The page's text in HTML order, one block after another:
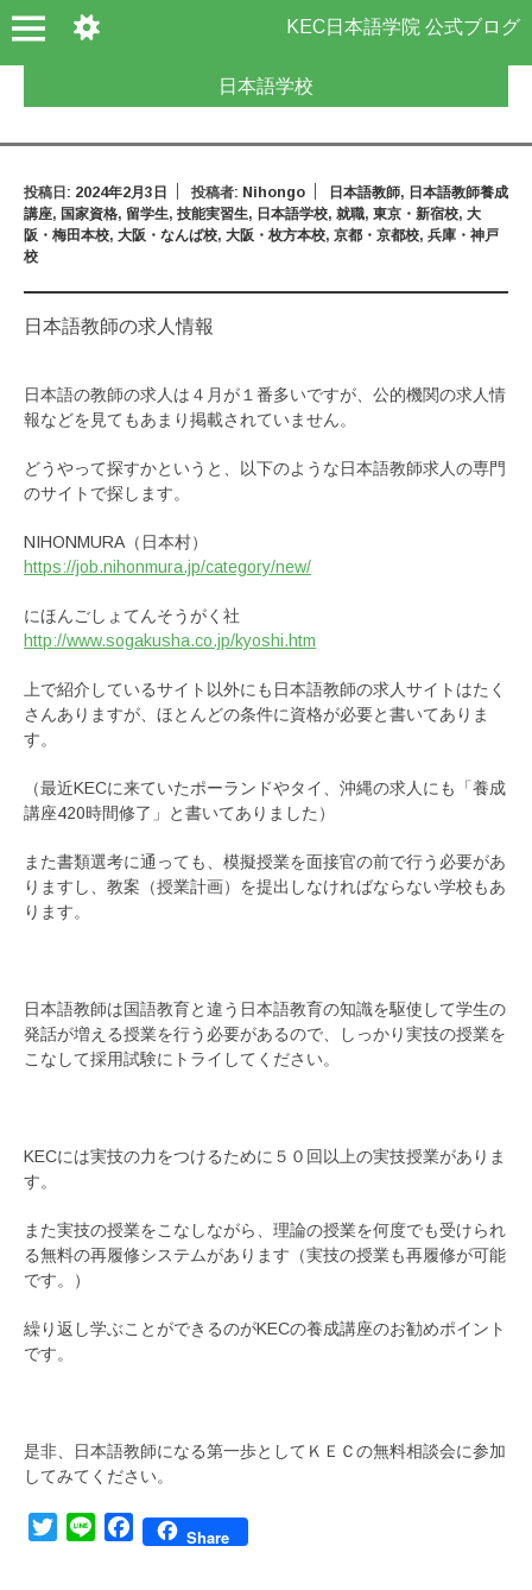
KEC日本語学院 公式ブログ
日本語学校
投稿日: 2024年2月3日 投稿者: Nihongo 日本語教師, 日本語教師養成
講座, 国家資格, 留学生, 技能実習生, 日本語学校, 就職, 東京・新宿校, 大
阪・梅田本校, 大阪・なんば校, 大阪・枚方本校, 京都・京都校, 兵庫・神戸
校
日本語教師の求人情報
日本語の教師の求人は４月が１番多いですが、公的機関の求人情
報などを見てもあまり掲載されていません。
どうやって探すかというと、以下のような日本語教師求人の専門
のサイトで探します。
NIHONMURA（日本村）
https://job.nihonmura.jp/category/new/
にほんごしょてんそうがく社
http://www.sogakusha.co.jp/kyoshi.htm
上で紹介しているサイト以外にも日本語教師の求人サイトはたく
さんありますが、ほとんどの条件に資格が必要と書いてありま
す。
（最近KECに来ていたポーランドやタイ、沖縄の求人にも「養成
講座420時間修了」と書いてありました）
また書類選考に通っても、模擬授業を面接官の前で行う必要があ
りますし、教案（授業計画）を提出しなければならない学校もあ
ります。
日本語教師は国語教育と違う日本語教育の知識を駆使して学生の
発話が増える授業を行う必要があるので、しっかり実技の授業を
こなして採用試験にトライしてください。
KECには実技の力をつけるために５０回以上の実技授業がありま
す。
また実技の授業をこなしながら、理論の授業を何度でも受けられ
る無料の再履修システムがあります（実技の授業も再履修が可能
です。）
繰り返し学ぶことができるのがKECの養成講座のお勧めポイント
です。
是非、日本語教師になる第一歩としてＫＥＣの無料相談会に参加
してみてください。
TwitterLine FacebookShare